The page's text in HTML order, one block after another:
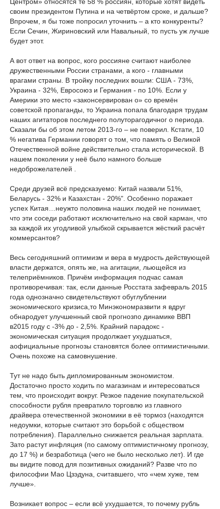
своим президентом Путина и на четвёртом сроке, и дальше?
Впрочем, я бы тоже попросил уточнить – а кто конкуренты?
Если Сечин, Жириновский или Навальный, то пусть уж лучше
будет этот.
А вот ответ на вопрос, кого россияне считают наиболее
дружественными России странами, а кого - главными
врагами страны. В тройку последних вошли: США - 73%,
Украина - 32%, Евросоюз и Германия - по 10%. Если у
Америки это место «законсервирован о» со времён
советской пропаганды, то Украина попала благодаря трудам
наших агитаторов последнего полуторагодичног о периода.
Сказали бы об этом летом 2013-го – не поверил. Кстати, 10
% негатива Германии говорят о том, что память о Великой
Отечественной войне действительно стала исторической. В
нашем поколении у неё было намного больше
недоброжелателей
Среди друзей всё предсказуемо: Китай назвали 51%,
Беларусь - 32% и Казахстан - 20%". Особенно поражает
успех Китая…неужто половина наших людей не понимает,
что эти соседи работают исключительно на свой карман, что
за каждой их угодливой улыбкой скрывается жёсткий расчёт
коммерсантов?
Весь сегодняшний оптимизм и вера в мудрость действующей
власти держатся, опять же, на агитации, льющейся из
телеприёмников. Причём информация подчас самая
противоречивая: так, если данные Росстата зафевраль 2015
года однозначно свидетельствуют обуглублении
экономического кризиса,то Минэкономразвити я вдруг
обнародует улучшенный свой прогнозпо динамике ВВП
в2015 году с -3% до - 2,5%. Крайний парадокс -
экономическая ситуация продолжает ухудшаться,
аофициальные прогнозы становятся более оптимистичными.
Очень похоже на самовнушение.
Тут не надо быть дипломированным экономистом.
Достаточно просто ходить по магазинам и интересоваться
тем, что происходит вокруг. Резкое падение покупательской
способности рубля превратило торговлю из главного
драйвера отечественной экономики в её тормоз (находятся
недоумки, которые считают это борьбой с обществом
потребления). Параллельно снижается реальная зарплата.
Зато растут инфляция (по самому оптимистичному прогнозу,
до 17 %) и безработица (чего не было несколько лет). И где
вы видите повод для позитивных ожиданий? Разве что по
философии Мао Цзэдуна, считавшего, что «чем хуже, тем
лучше».
Возникает вопрос – если всё ухудшается, то почему рубль